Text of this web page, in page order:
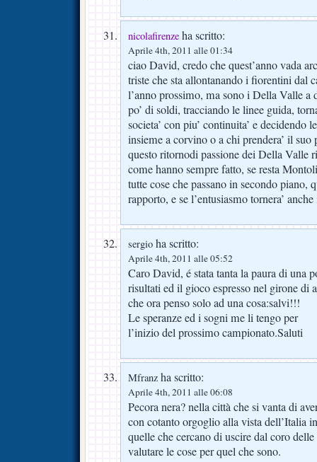
nicolafirenze ha scritto:
Aprile 4th, 2011 alle 01:34
ciao David, credo che quest’anno vada
triste che sta allontanando i fiorentini dal
l’anno prossimo, ma sono i Della Valle a
po’ di soldi, tracciando le linee guida,
societa’ con piu’ continuita’ e decidendo
insieme a corvino o a chi prendera’ il suo
questo ritornodi passione dei Della Valle
come hanno sempre fatto, se resta
tutte cose che passano in secondo piano,
rapporto, e se l’entusiasmo tornera’
sergio ha scritto:
Aprile 4th, 2011 alle 05:52
Caro David, é stata tanta la paura di una
risultati ed il gioco espresso nel girone di
che ora penso solo ad una cosa:salvi!!!
Le speranze ed i sogni me li tengo per
l’inizio del prossimo campionato.Saluti
Mfranz ha scritto:
Aprile 4th, 2011 alle 06:08
Pecora nera? nella città che si vanta di
con cotanto orgoglio alla vista dell’Italia
quelle che cercano di uscire dal coro
valutare le cose per quel che sono.